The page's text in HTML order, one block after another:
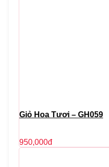
Giỏ Hoa Tươi – GH059
950,000đ